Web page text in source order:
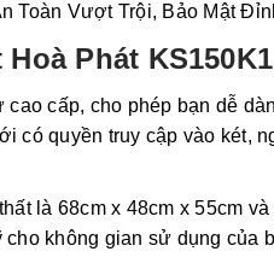
Toàn Vượt Trội, Bảo Mật
Phát
cấp, cho phép bạn dễ
có quyền truy cập vào két,
là 68cm x 48cm x 55cm
không gian sử dụng của